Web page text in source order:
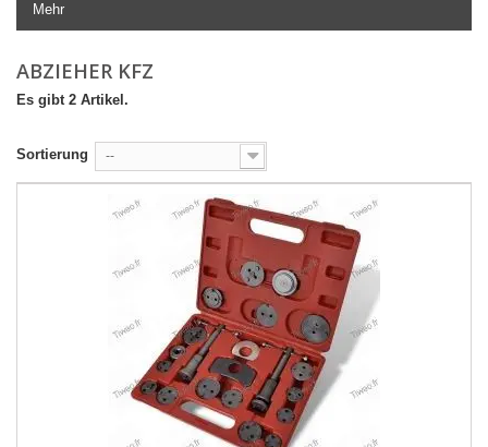
Mehr
ABZIEHER KFZ
Es gibt 2 Artikel.
Sortierung --